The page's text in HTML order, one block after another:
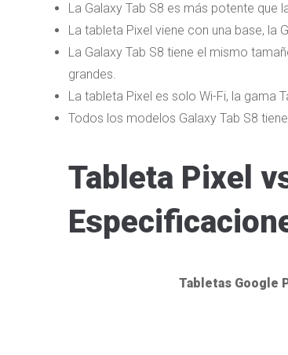
La Galaxy Tab S8 es más potente que
La tableta Pixel viene con una base, la
La Galaxy Tab S8 tiene el mismo
grandes.
La tableta Pixel es solo Wi-Fi, la gama
Todos los modelos Galaxy Tab S8
Tableta Pixel
Tabletas Google